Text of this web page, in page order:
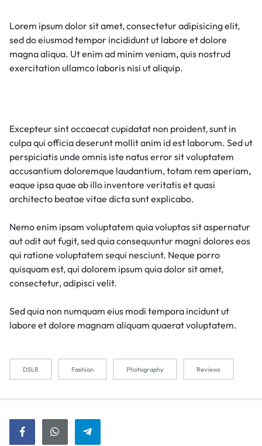
Lorem ipsum dolor sit amet, consectetur adipisicing elit,
sed do eiusmod tempor incididunt ut labore et dolore
magna aliqua. Ut enim ad minim veniam, quis nostrud
exercitation ullamco laboris nisi ut aliquip.
Excepteur sint occaecat cupidatat non proident, sunt in
culpa qui officia deserunt mollit anim id est laborum. Sed ut
perspiciatis unde omnis iste natus error sit voluptatem
accusantium doloremque laudantium, totam rem aperiam,
eaque ipsa quae ab illo inventore veritatis et quasi
architecto beatae vitae dicta sunt explicabo.
Nemo enim ipsam voluptatem quia voluptas sit aspernatur
aut odit aut fugit, sed quia consequuntur magni dolores eos
qui ratione voluptatem sequi nesciunt. Neque porro
quisquam est, qui dolorem ipsum quia dolor sit amet,
consectetur, adipisci velit.
Sed quia non numquam eius modi tempora incidunt ut
labore et dolore magnam aliquam quaerat voluptatem.
DSLR Fashion Photography Reviews